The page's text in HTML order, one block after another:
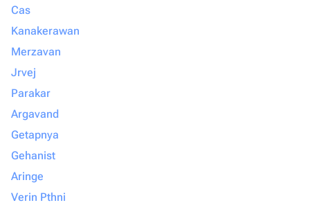
Cas
Kanakerawan
Merzavan
Jrvej
Parakar
Argavand
Getapnya
Gehanist
Aringe
Verin Pthni